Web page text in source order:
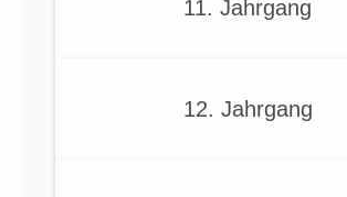
11. Jahrgang
12. Jahrgang